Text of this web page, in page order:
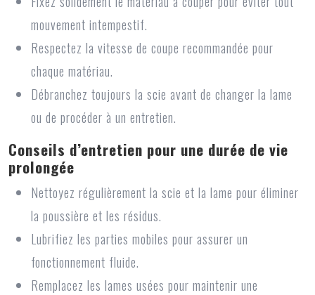
mouvement intempestif.
Respectez la vitesse de coupe recommandée pour
chaque matériau.
Débranchez toujours la scie avant de changer la lame
ou de procéder à un entretien.
Conseils d’entretien pour une durée de vie
prolongée
Nettoyez régulièrement la scie et la lame pour éliminer
la poussière et les résidus.
Lubrifiez les parties mobiles pour assurer un
fonctionnement fluide.
Remplacez les lames usées pour maintenir une